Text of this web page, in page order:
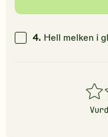
4. Hell melken i
1